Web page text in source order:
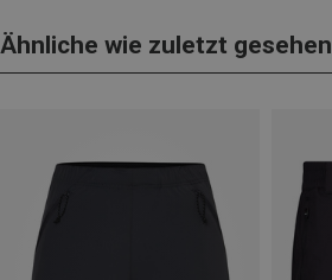
Ähnliche wie zuletzt gesehen